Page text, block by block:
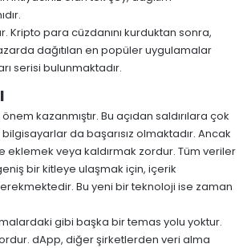
Kripto para cüzdanını kurduktan sonra,
dağıtılan en popüler uygulamalar
serisi bulunmaktadır.
kazanmıştır. Bu açıdan saldırılara çok
da başarısız olmaktadır. Ancak
veya kaldırmak zordur. Tüm veriler
bir kitleye ulaşmak için, içerik
Bu yeni bir teknoloji ise zaman
gibi başka bir temas yolu yoktur.
dApp, diğer şirketlerden veri alma